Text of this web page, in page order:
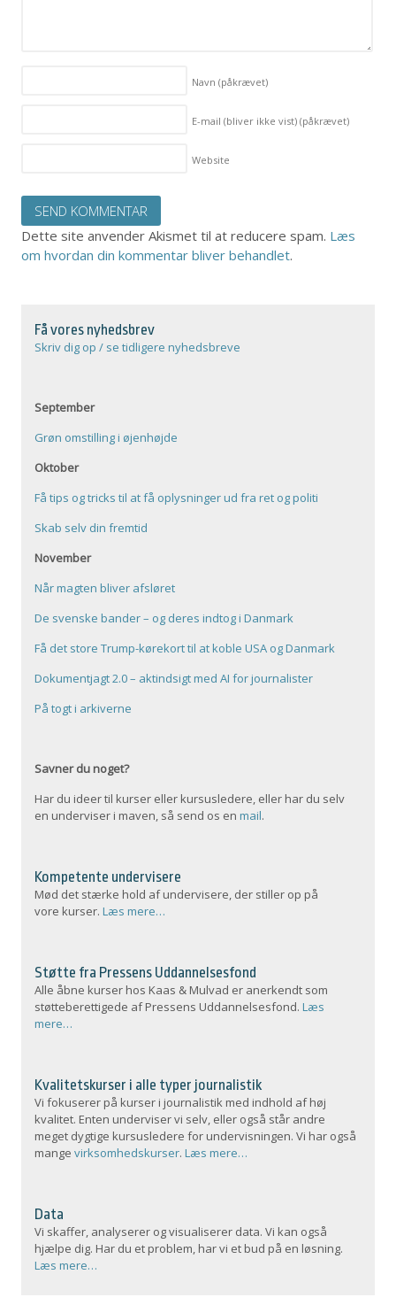
Navn(påkrævet)
E-mail (bliver ikke vist)(påkrævet)
Website
Dette site anvender Akismet til at reducere spam. Læs
om hvordan din kommentar bliver behandlet.
Få vores nyhedsbrev
Skriv dig op / se tidligere nyhedsbreve
September
Grøn omstilling i øjenhøjde
Oktober
Få tips og tricks til at få oplysninger ud fra ret og politi
Skab selv din fremtid
November
Når magten bliver afsløret
De svenske bander – og deres indtog i Danmark
Få det store Trump-kørekort til at koble USA og Danmark
Dokumentjagt 2.0 – aktindsigt med AI for journalister
På togt i arkiverne
Savner du noget?
Har du ideer til kurser eller kursusledere, eller har du selv
en underviser i maven, så send os enmail.
Kompetente undervisere
Mød det stærke hold af undervisere, der stiller op på
vore kurser.Læs mere…
Støtte fra Pressens Uddannelsesfond
Alle åbne kurser hos Kaas & Mulvad er anerkendt som
støtteberettigede af Pressens Uddannelsesfond.Læs
mere…
Kvalitetskurser i alle typer journalistik
Vi fokuserer på kurser i journalistik med indhold af høj
kvalitet. Enten underviser vi selv, eller også står andre
meget dygtige kursusledere for undervisningen. Vi har også
mangevirksomhedskurser.Læs mere…
Data
Vi skaffer, analyserer og visualiserer data. Vi kan også
hjælpe dig. Har du et problem, har vi et bud på en løsning.
Læs mere…